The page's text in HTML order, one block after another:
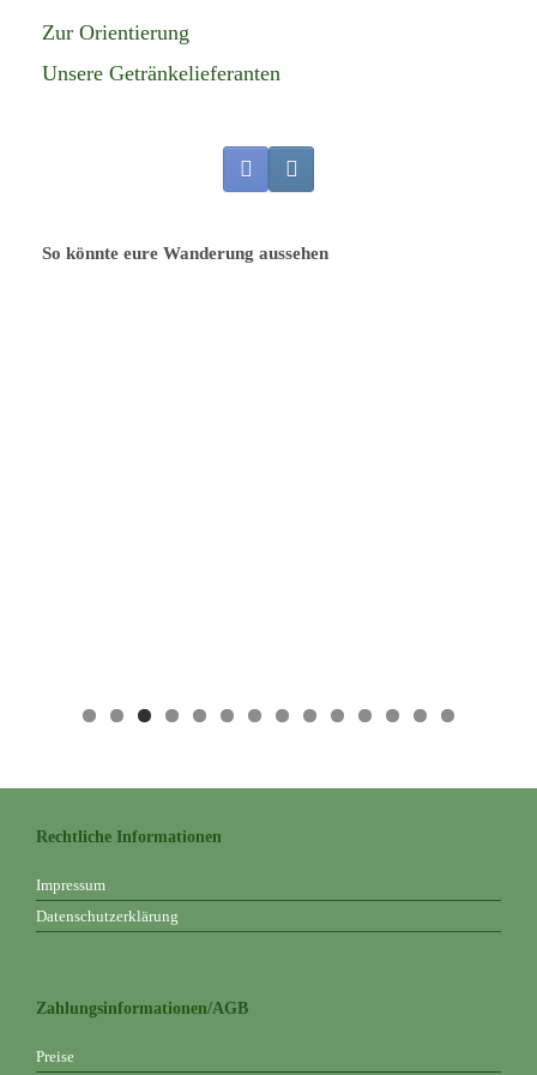
Zur Orientierung
Unsere Getränkelieferanten
So könnte eure Wanderung aussehen
Rechtliche Informationen
Impressum
Datenschutzerklärung
Zahlungsinformationen/AGB
Preise